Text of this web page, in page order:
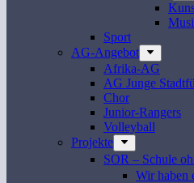
Sport
AG-Angebot
Afrika-AG
AG Junge
Chor
Junior-Rangers
Volleyball
Projekte
SOR – Schule
Wir haben